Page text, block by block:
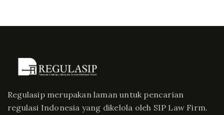
Regulasip merupakan laman untuk pencarian
regulasi Indonesia yang dikelola oleh SIP Law Firm.